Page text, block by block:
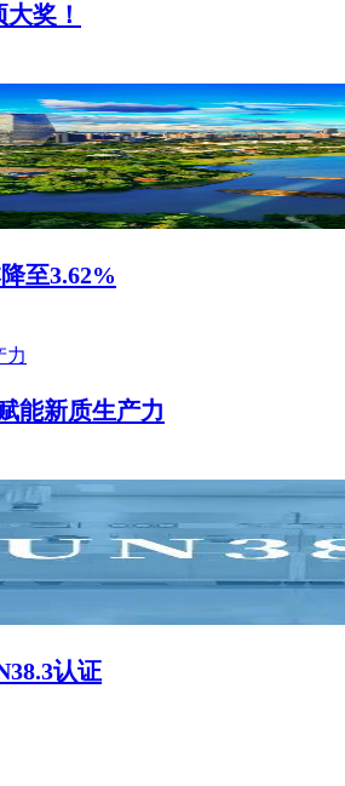
奖！
至3.62%
能新质生产力
认证